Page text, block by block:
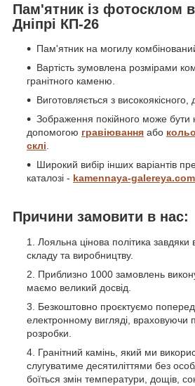
Пам'ятник із фотосклом
Дніпрі КП-26
Пам'ятник на могилу
Вартість зумовлена розмірами
гранітного каменю.
Виготовляється з високоякісного,
Зображення покійного може бути
допомогою гравіювання або
склі.
Широкий вибір інших варіантів
каталозі - kamennaya-
Причини замовити в нас:
Лояльна цінова політика
складу та виробництву.
Приблизно 1000 замовлень
маємо великий досвід.
Безкоштовно проєктуємо
електронному вигляді, враховуючи
розробки.
Гранітний камінь, який ми
слугуватиме десятиліттями без
боїться змін температури, дощів,